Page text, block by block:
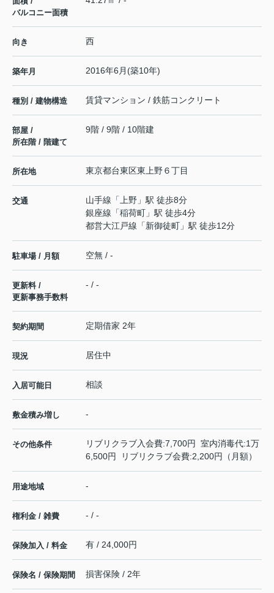
バルコニー面積
向き 西
築年月 2016年6月(築10年)
種別 / 建物構造 賃貸マンション / 鉄筋コンクリート
部屋 /
所在階 / 階建て
9階 / 9階 / 10階建
所在地 東京都台東区東上野６丁目
交通 山手線 「 上野 」駅 徒歩8分
銀座線 「稲荷町 」駅 徒歩4分
都営大江戸線 「新御徒町 」駅 徒歩12分
駐車場 / 月額 空無 / -
更新料 /
更新事務手数料
- / -
契約期間 定期借家 2年
現況 居住中
入居可能日 相談
敷金積み増し -
その他条件
リブリクラブ入会費:7,700円 室内消毒代:1万
6,500円 リブリクラブ会費:2,200円（月額）
用途地域 -
権利金 / 雑費 - / -
保険加入 / 料金 有 / 24,000円
保険名 / 保険期間 損害保険 / 2年